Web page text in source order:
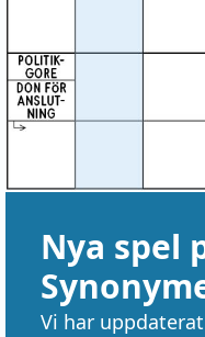
Nya spel
Vi har